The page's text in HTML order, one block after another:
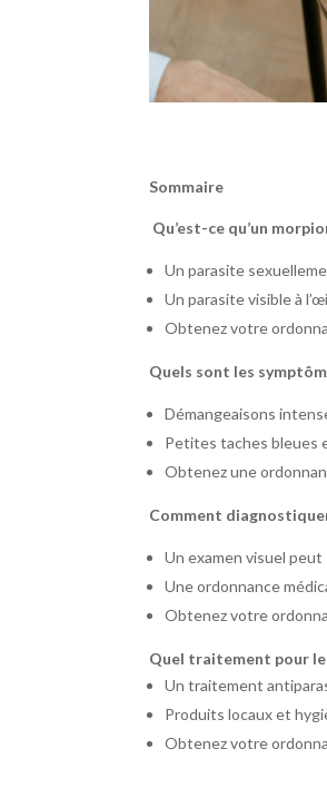
Sommaire
Qu’est-ce qu’un
Un parasite
Un parasite visible à
Obtenez votre
Quels sont les
Démangeaisons
Petites taches bleues
Obtenez une
Comment
Un examen visuel
Une ordonnance
Obtenez votre
Quel traitement pour le
Un traitement
Produits locaux et
Obtenez votre